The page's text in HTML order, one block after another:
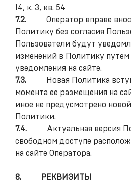
14, к. 3, кв. 54
7.2. Оператор вправе
Политику без согласия
Пользователи будут
изменений в Политику
уведомления на сайте.
7.3.
Новая Политика
момента ее размещения на
иное не предусмотрено
Политики.
7.4. Актуальная версия
свободном доступе
на сайте Оператора.
8.
РЕКВИЗИТЫ